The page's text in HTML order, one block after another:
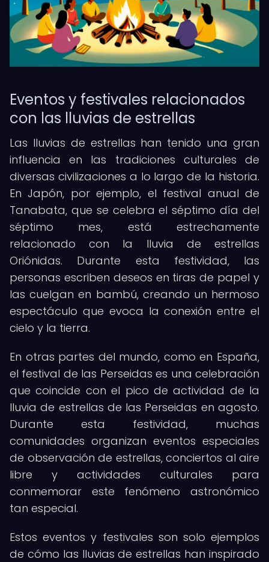
Eventos y festivales relacionados
con las lluvias de estrellas
Las lluvias de estrellas han tenido una gran
influencia en las tradiciones culturales de
diversas civilizaciones a lo largo de la historia.
En Japón, por ejemplo, el festival anual de
Tanabata, que se celebra el séptimo día del
séptimo mes, está estrechamente
relacionado con la lluvia de estrellas
Oriónidas. Durante esta festividad, las
personas escriben deseos en tiras de papel y
las cuelgan en bambú, creando un hermoso
espectáculo que evoca la conexión entre el
cielo y la tierra.
En otras partes del mundo, como en España,
el festival de las Perseidas es una celebración
que coincide con el pico de actividad de la
lluvia de estrellas de las Perseidas en agosto.
Durante esta festividad, muchas
comunidades organizan eventos especiales
de observación de estrellas, conciertos al aire
libre y actividades culturales para
conmemorar este fenómeno astronómico
tan especial.
Estos eventos y festivales son solo ejemplos
de cómo las lluvias de estrellas han inspirado